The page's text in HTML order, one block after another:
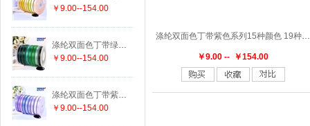
447
552 556 563 564 565 566
625 640 645 650 660 662
涤纶双面色丁带紫色系列15种颜色 19种尺寸
￥9.00 -- ￥154.00
￥9.00--154.00
涤纶双面色丁带绿色系列29种颜色 19种尺寸
￥9.00--154.00
涤纶双面色丁带紫色系列15种颜色 19种尺寸
￥9.00--154.00